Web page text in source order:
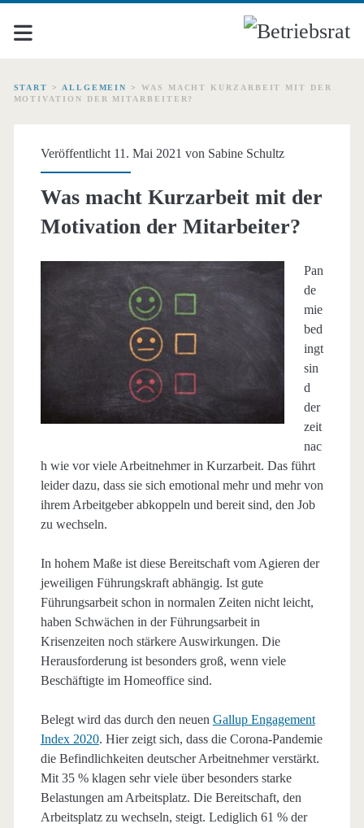
START > ALLGEMEIN > WAS MACHT KURZARBEIT MIT DER
MOTIVATION DER MITARBEITER?
Veröffentlicht 11. Mai 2021 von Sabine Schultz
Was macht Kurzarbeit mit der
Motivation der Mitarbeiter?
Pan
de
mie
bed
ingt
sin
d
der
zeit
nac
h wie vor viele Arbeitnehmer in Kurzarbeit. Das führt
leider dazu, dass sie sich emotional mehr und mehr von
ihrem Arbeitgeber abkoppeln und bereit sind, den Job
zu wechseln.
In hohem Maße ist diese Bereitschaft vom Agieren der
jeweiligen Führungskraft abhängig. Ist gute
Führungsarbeit schon in normalen Zeiten nicht leicht,
haben Schwächen in der Führungsarbeit in
Krisenzeiten noch stärkere Auswirkungen. Die
Herausforderung ist besonders groß, wenn viele
Beschäftigte im Homeoffice sind.
Belegt wird das durch den neuen Gallup Engagement
Index 2020. Hier zeigt sich, dass die Corona-Pandemie
die Befindlichkeiten deutscher Arbeitnehmer verstärkt.
Mit 35 % klagen sehr viele über besonders starke
Belastungen am Arbeitsplatz. Die Bereitschaft, den
Arbeitsplatz zu wechseln, steigt. Lediglich 61 % der